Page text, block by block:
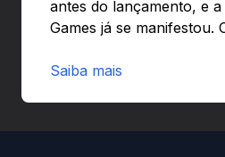
antes do lançamento, e
Games já se manifestou.
preload e avisa que
Saiba mais